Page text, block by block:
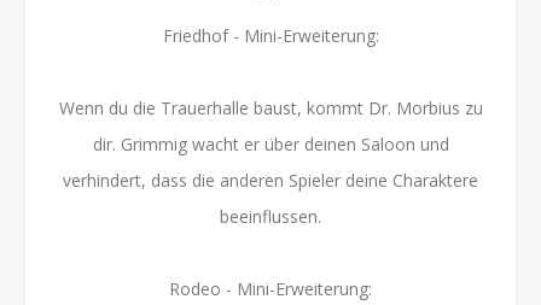
Friedhof - Mini-Erweiterung:
Wenn du die Trauerhalle baust, kommt Dr. Morbius zu
dir. Grimmig wacht er über deinen Saloon und
verhindert, dass die anderen Spieler deine Charaktere
beeinflussen.
Rodeo - Mini-Erweiterung: